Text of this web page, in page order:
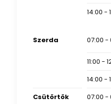
14:00 -
Szerda 07:00 -
11:00 -
14:00 -
Csütörtök
07:00 -